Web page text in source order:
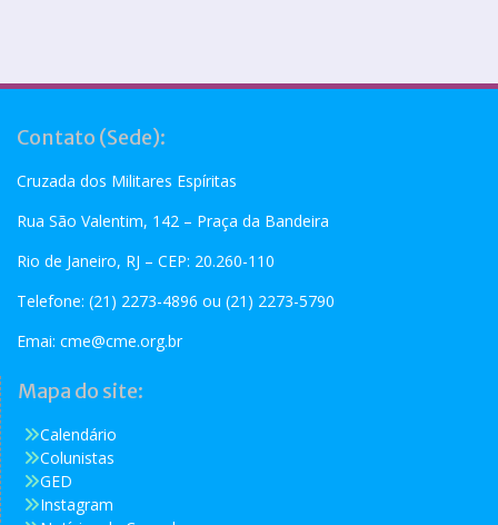
Contato (Sede):
Cruzada dos Militares Espíritas
Rua São Valentim, 142 – Praça da Bandeira
Rio de Janeiro, RJ – CEP: 20.260-110
Telefone: (21) 2273-4896 ou (21) 2273-5790
Emai: cme@cme.org.br
Mapa do site:
Calendário
Colunistas
GED
Instagram